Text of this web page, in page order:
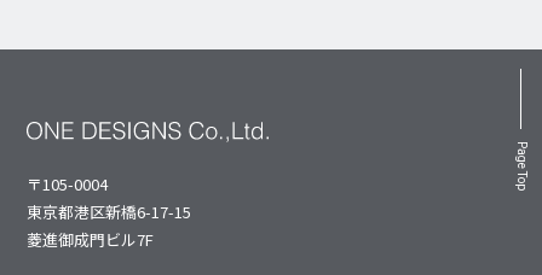
Page Top
〒105-0004
東京都港区新橋6-17-15
菱進御成⾨ビル7F